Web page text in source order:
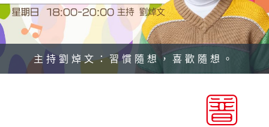
主持劉焯文：習慣隨想，喜歡隨想。